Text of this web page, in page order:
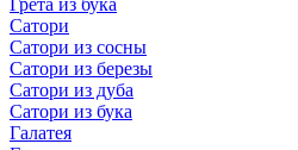
Грета из бука
Сатори
Сатори из сосны
Сатори из березы
Сатори из дуба
Сатори из бука
Галатея